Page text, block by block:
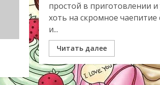
простой в приготовлении
хоть на скромное чаепитие
и...
Читать далее